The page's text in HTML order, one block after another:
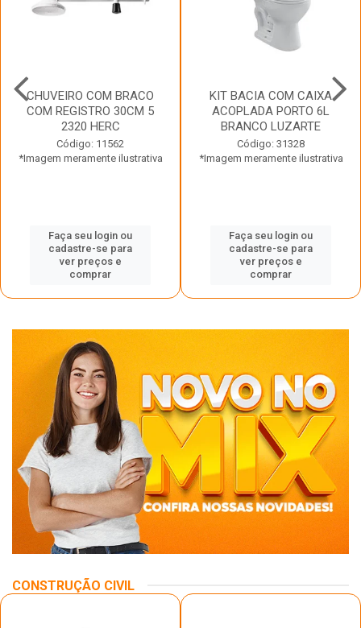
CHUVEIRO COM BRACO
COM REGISTRO 30CM 5
2320 HERC
Código: 11562
*Imagem meramente ilustrativa
Faça seu login ou
cadastre-se para
ver preços e
comprar
KIT BACIA COM CAIXA
ACOPLADA PORTO 6L
BRANCO LUZARTE
Código: 31328
*Imagem meramente ilustrativa
Faça seu login ou
cadastre-se para
ver preços e
comprar
CONSTRUÇÃO CIVIL